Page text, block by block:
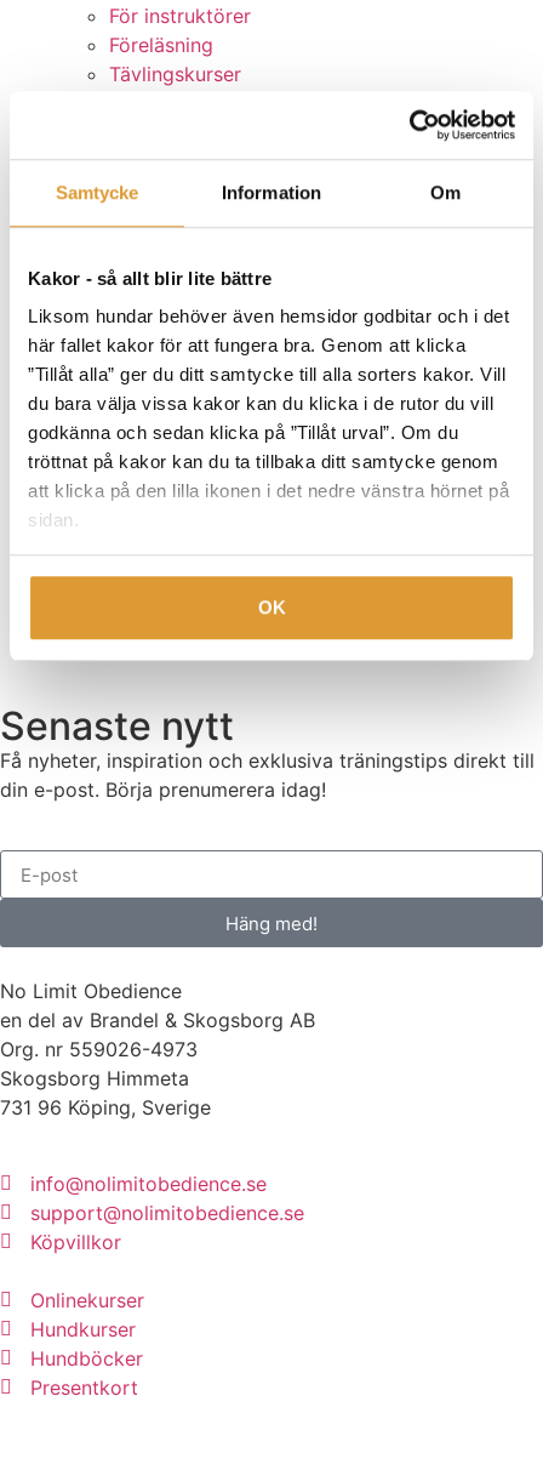
Samtycke Information Om
Kakor - så allt blir lite bättre
Liksom hundar behöver även hemsidor godbitar och i det
här fallet kakor för att fungera bra. Genom att klicka
”Tillåt alla” ger du ditt samtycke till alla sorters kakor. Vill
du bara välja vissa kakor kan du klicka i de rutor du vill
godkänna och sedan klicka på ”Tillåt urval”. Om du
tröttnat på kakor kan du ta tillbaka ditt samtycke genom
att klicka på den lilla ikonen i det nedre vänstra hörnet på
sidan.
OK
För instruktörer
Föreläsning
Tävlingskurser
Presentkort
Valp 2026
Belöningar
För instruktörer
Gå i koppel
Hantering
Inkallning
Planera din träning
Senaste nytt
Få nyheter, inspiration och exklusiva träningstips direkt till
din e-post. Börja prenumerera idag!
Häng med!
No Limit Obedience
en del av Brandel & Skogsborg AB
Org. nr 559026-4973
Skogsborg Himmeta
731 96 Köping, Sverige
info@nolimitobedience.se
support@nolimitobedience.se
Köpvillkor
Onlinekurser
Hundkurser
Hundböcker
Presentkort